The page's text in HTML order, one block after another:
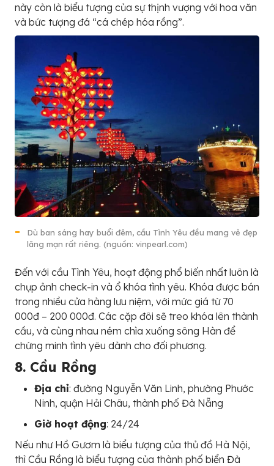
này còn là biểu tượng của sự thịnh vượng với hoa văn
và bức tượng đá “cá chép hóa rồng”.
Dù ban sáng hay buổi đêm, cầu Tình Yêu đều mang vẻ đẹp
lãng mạn rất riêng. (nguồn: vinpearl.com)
Đến với cầu Tình Yêu, hoạt động phổ biến nhất luôn là
chụp ảnh check-in và ổ khóa tình yêu. Khóa được bán
trong nhiều cửa hàng lưu niệm, với mức giá từ 70
000đ – 200 000đ. Các cặp đôi sẽ treo khóa lên thành
cầu, và cùng nhau ném chìa xuống sông Hàn để
chứng minh tình yêu dành cho đối phương.
8. Cầu Rồng
Địa chỉ: đường Nguyễn Văn Linh, phường Phước
Ninh, quận Hải Châu, thành phố Đà Nẵng
Giờ hoạt động: 24/24
Nếu như Hồ Gươm là biểu tượng của thủ đồ Hà Nội,
thì Cầu Rồng là biểu tượng của thành phố biển Đà